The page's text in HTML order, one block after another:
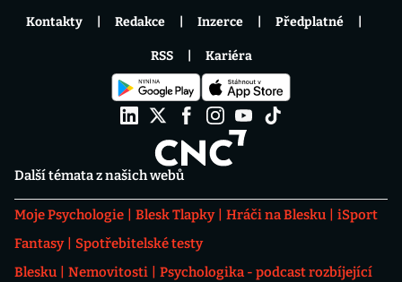
Další témata z našich webů
Moje Psychologie Blesk Tlapky Hráči na Blesku
iSport
Fantasy
Spotřebitelské testy
Blesku
Nemovitosti
Psychologika - podcast rozbíjející
Kontakty Redakce Inzerce Předplatné
RSS Kariéra